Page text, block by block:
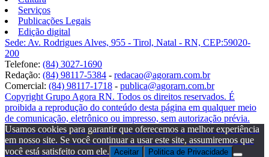
Serviços
Publicações Legais
Edição digital
Sede: Av. Rodrigues Alves, 955 - Tirol, Natal - RN, CEP:59020-
200
Telefone: (84) 3027-1690
Redação: (84) 98117-5384 - redacao@agorarn.com.br
Comercial: (84) 98117-1718 - publica@agorarn.com.br
Copyright Grupo Agora RN. Todos os direitos reservados. É
proibida a reprodução do conteúdo desta página em qualquer meio
de comunicação, eletrônico ou impresso, sem autorização prévia.
Usamos cookies para garantir que oferecemos a melhor experiência
em nosso site. Se você continuar a usar este site, assumiremos que
você está satisfeito com ele. Aceitar Politica de Privacidade